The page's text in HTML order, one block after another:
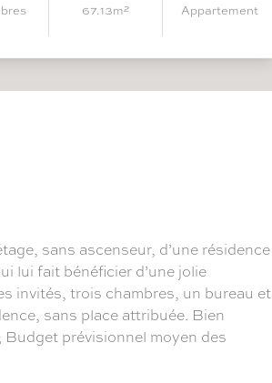
67.13m²
appartement
sans ascenseur, d’une résidence
lui fait bénéficier d’une jolie
invités, trois chambres, un bureau et
sans place attribuée. Bien
prévisionnel moyen des